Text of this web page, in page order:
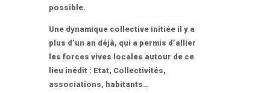
possible.
Une dynamique collective initiée il y a
plus d’un an déjà, qui a permis d’allier
les forces vives locales autour de ce
lieu inédit : Etat, Collectivités,
associations, habitants…